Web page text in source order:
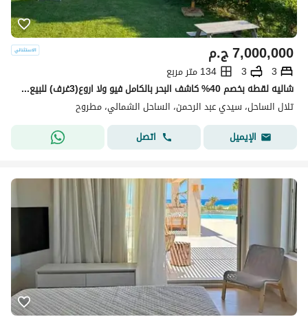
ج.م7,000,000
3
3
134 متر مربع
شاليه لقطه بخصم 40% كاشف البحر بالكامل فيو ولا اروع(3غرف) للبيع في تلال الساحل الشمالي Telal north coast بجوار لافيستا كاسكادا ومراسي وامواج وهاسيندا
تلال الساحل، سيدي عبد الرحمن، الساحل الشمالي، مطروح
الإيميل
اتصل